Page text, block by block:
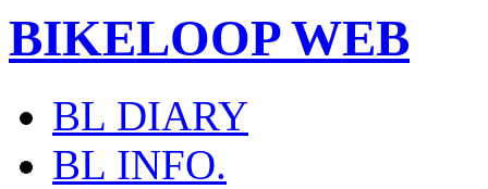
BIKELOOP WEB
BL DIARY
BL INFO.